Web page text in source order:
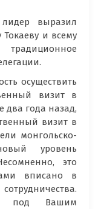
выразил
и всему
осуществить
визит в
два года назад,
визит в
монгольско-
уровень
это
вписано в
под Вашим